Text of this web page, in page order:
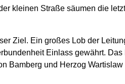
kleinen Straße säumen die
Ziel. Ein großes Lob der
Einlass gewährt. Das
Bamberg und Herzog Wartislaw